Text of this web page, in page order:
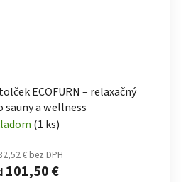
ECOFURN – relaxačný
sauny a wellness
(1 ks)
€ bez DPH
101,50 €